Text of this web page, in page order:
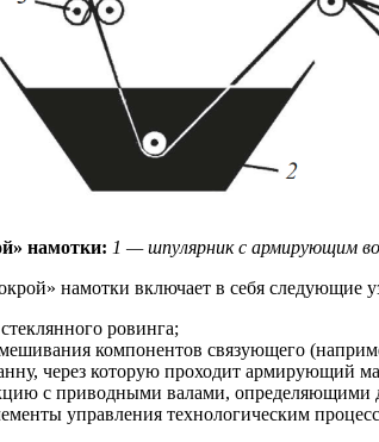
намотки: 1 — шпулярник с армирующим
намотки включает в себя следующие
ровинга;
компонентов связующего
через которую проходит армирующий
с приводными валами, определяющими
управления технологическим